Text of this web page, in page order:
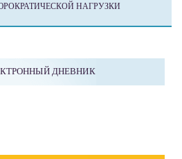
НАГРУЗКИ
ДНЕВНИК